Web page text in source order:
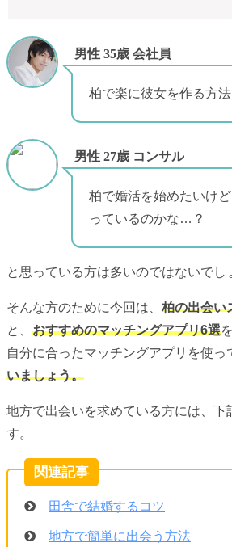
男性 35歳 会社員
柏で楽に彼女を作る方
男性 27歳 コンサル
柏で婚活を始めたいけ
っているのかな…？
と思っている方は多いのではないでし
そんな方のために今回は、 柏の出会い
と、 おすすめのマッチングアプリ6選
自分に合ったマッチングアプリを使っ
いましょう。
地方で出会いを求めている方には、下
す。
田舎で結婚するコツ
地方で簡単に出会う方法